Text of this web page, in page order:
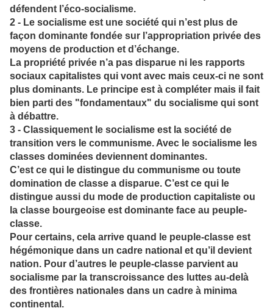
défendent l’éco-socialisme.
2 - Le socialisme est une société qui n’est plus de
façon dominante fondée sur l’appropriation privée des
moyens de production et d’échange.
La propriété privée n’a pas disparue ni les rapports
sociaux capitalistes qui vont avec mais ceux-ci ne sont
plus dominants. Le principe est à compléter mais il fait
bien parti des "fondamentaux" du socialisme qui sont
à débattre.
3 - Classiquement le socialisme est la société de
transition vers le communisme. Avec le socialisme les
classes dominées deviennent dominantes.
C’est ce qui le distingue du communisme ou toute
domination de classe a disparue. C’est ce qui le
distingue aussi du mode de production capitaliste ou
la classe bourgeoise est dominante face au peuple-
classe.
Pour certains, cela arrive quand le peuple-classe est
hégémonique dans un cadre national et qu’il devient
nation. Pour d’autres le peuple-classe parvient au
socialisme par la transcroissance des luttes au-delà
des frontières nationales dans un cadre à minima
continental.